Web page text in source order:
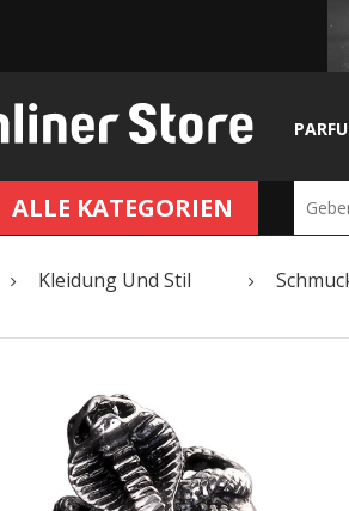
ALLE KATEGORIEN
Kleidung Und Stil